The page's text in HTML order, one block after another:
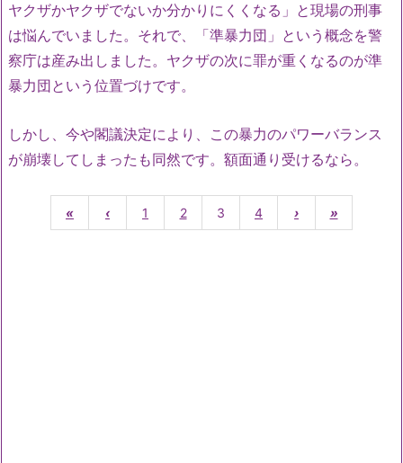
ヤクザかヤクザでないか分かりにくくなる」と現場の刑事
は悩んでいました。それで、「準暴力団」という概念を警
察庁は産み出しました。ヤクザの次に罪が重くなるのが準
暴力団という位置づけです。
しかし、今や閣議決定により、この暴力のパワーバランス
が崩壊してしまったも同然です。額面通り受けるなら。
« ‹ 1 2 3 4 › »